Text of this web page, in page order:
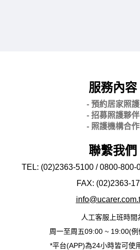
服務內容
- 預約居家照護
- 招募照護夥伴
- 照護機構合作
聯繫我們
TEL: (02)2363-5100 / 0800-800-
FAX: (02)2363-
人工客服上班時間
周一至周五09:00 ~ 19:00(
*平台(APP)為24小時皆可使